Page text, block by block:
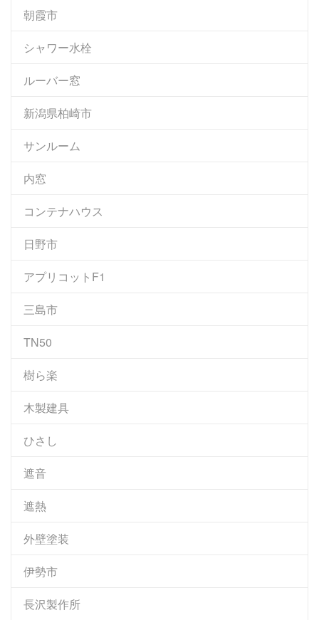
朝霞市
シャワー水栓
ルーバー窓
新潟県柏崎市
サンルーム
内窓
コンテナハウス
日野市
アプリコットF1
三島市
TN50
樹ら楽
木製建具
ひさし
遮音
遮熱
外壁塗装
伊勢市
長沢製作所